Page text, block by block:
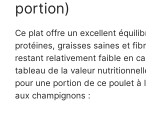
portion)
Ce plat offre un excellent
protéines, graisses saines et
restant relativement faible en
tableau de la valeur
pour une portion de ce poulet à
aux champignons :